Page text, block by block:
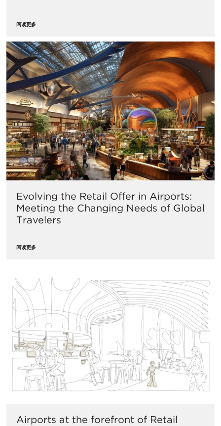
阅读更多
Evolving the Retail Offer in Airports:
Meeting the Changing Needs of Global
Travelers
阅读更多
​Airports at the forefront of Retail